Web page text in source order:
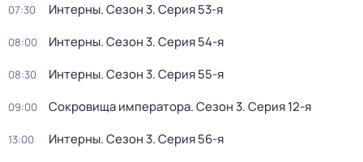
07:30 Интерны. Сезон 3. Серия 53-я
08:00 Интерны. Сезон 3. Серия 54-я
08:30 Интерны. Сезон 3. Серия 55-я
09:00 Сокровища императора. Сезон 3. Серия 12-я
13:00 Интерны. Сезон 3. Серия 56-я